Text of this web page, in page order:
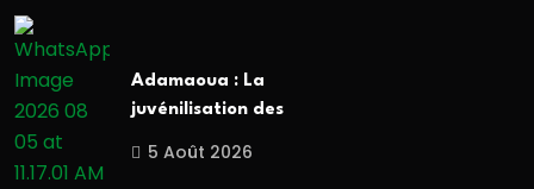
Adamaoua : La
juvénilisation des
5 Août 2026